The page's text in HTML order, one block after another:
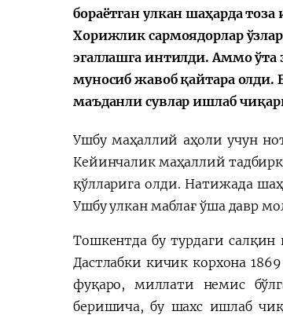
First Central Asia -
China Summit
бораётган улкан шаҳарда
Хорижлик сармоядорлар
эгаллашга интилди. Аммо
муносиб жавоб қайтара
маъданли сувлар ишлаб
Ушбу маҳаллий аҳоли учун
Кейинчалик маҳаллий
қўлларига олди. Натижада
Ушбу улкан маблағ ўша давр
Тошкентда бу турдаги
Дастлабки кичик корхона
фуқаро, миллати немис
беришича, бу шахс ишлаб